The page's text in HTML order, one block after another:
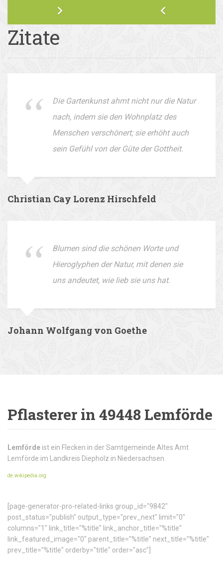
Zitate
Die Gartenkunst ahmt nicht nur die Natur
nach, indem sie den Wohnplatz des
Menschen verschönert; sie erhöht auch
sein Gefühl von der Güte der Gottheit.
Christian Cay Lorenz Hirschfeld
Blumen sind die schönen Worte und
Hieroglyphen der Natur, mit denen sie
uns andeutet, wie lieb sie uns hat.
Johann Wolfgang von Goethe
Pflasterer in 49448 Lemförde
Lemförde ist ein Flecken in der Samtgemeinde Altes Amt
Lemförde im Landkreis Diepholz in Niedersachsen.
de.wikipedia.org
[page-generator-pro-related-links group_id="9842"
post_status="publish" output_type="prev_next" limit="0"
columns="1" link_title="%title" link_anchor_title="%title"
link_featured_image="0" parent_title="%title" next_title="%title"
prev_title="%title" orderby="title" order="asc"]